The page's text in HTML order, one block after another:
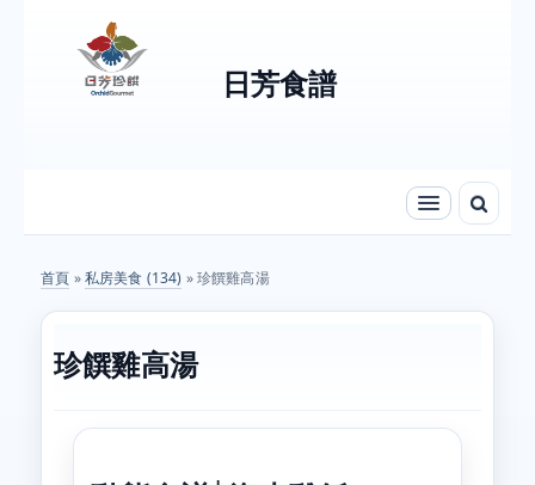
Skip to content
Skip to navigation
日芳食譜
您在這裡
首頁 »私房美食 (134) » 珍饌雞高湯
珍饌雞高湯